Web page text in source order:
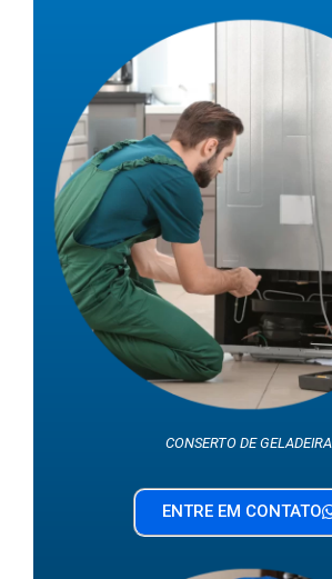
CONSERTO DE GELADEIRA
ENTRE EM CONTATO